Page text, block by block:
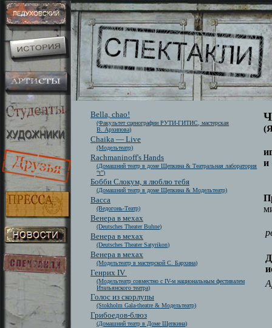
Bella, chao!
(Факультет сценографии РУТИ-ГИТИС, мастерская
В. Архипова)
Chaika — Live
(Модельтеатр)
Rachmaninoff's Hands
(Домашний театр в доме Щепкина & Театральная лаборатория
“t”)
Бобби Слокум, я люблю тебя
(Домашний театр в доме Щепкина & Модельтеатр)
Васса
(Ведогонь-Театр)
Венера в мехах
(Deutsches Theater Buhne)
Венера в мехах
(Deutsches Theater Satyrikon)
Венера в мехах
(Модельтеатр в мастерской С. Бархина)
Генрих IV
(Модельтеатр совместно с IV-м национальным фестивалем
Итальянского театра)
Голос из скорлупы
(Stokholm Gala-theatre & Модельтеатр)
Грибоедов-блюз
(Домашний театр в Доме Щепкина)
и